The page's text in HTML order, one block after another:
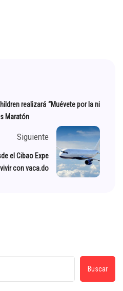
realizará “Muévete por la ni
Maratón
Siguiente
el Cibao Expe
con vaca.do
Buscar